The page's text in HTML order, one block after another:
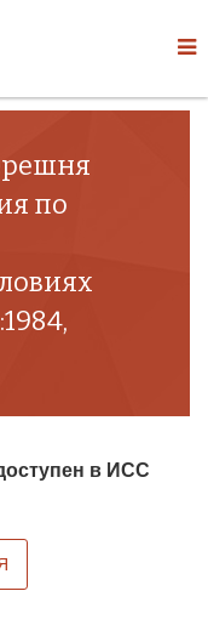
по
в ИСС